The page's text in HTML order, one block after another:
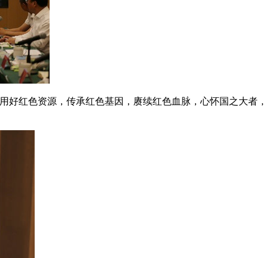
红色资源，传承红色基因，赓续红色血脉，心怀国之大者，